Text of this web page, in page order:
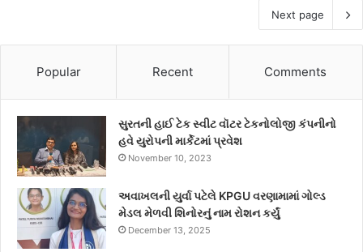
Next page
Popular Recent Comments
સુરતની હાઈ ટેક સ્વીટ વૉટર ટેકનોલોજી કંપનીનો
હવે યુરોપની માર્કેટમાં પ્રવેશ
November 10, 2023
અવાખલની યુર્વા પટેલે KPGU વરણામામાં ગોલ્ડ
મેડલ મેળવી શિનોરનું નામ રોશન કર્યું
December 13, 2025